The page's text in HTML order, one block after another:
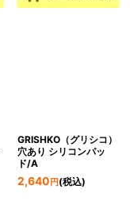
GRISHKO（グリシコ）
穴あり シリコンパッ
ド/A
2,640 円(税込)